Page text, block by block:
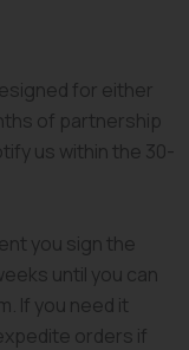
for either
of partnership
us within the 30-
you sign the
until you can
If you need it
orders if